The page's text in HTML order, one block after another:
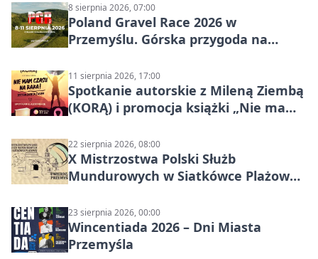
8 sierpnia 2026, 07:00
Poland Gravel Race 2026 w
Przemyślu. Górska przygoda na
11 sierpnia 2026, 17:00
Spotkanie autorskie z Mileną Ziembą
(KORĄ) i promocja książki „Nie mam
22 sierpnia 2026, 08:00
X Mistrzostwa Polski Służb
Mundurowych w Siatkówce Plażowej
23 sierpnia 2026, 00:00
Wincentiada 2026 – Dni Miasta
Przemyśla